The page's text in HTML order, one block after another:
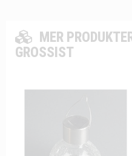
MER
GROSSIST